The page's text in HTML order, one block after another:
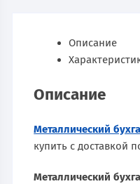
Описание
Описание
Металлический
купить с доставкой
Металлический